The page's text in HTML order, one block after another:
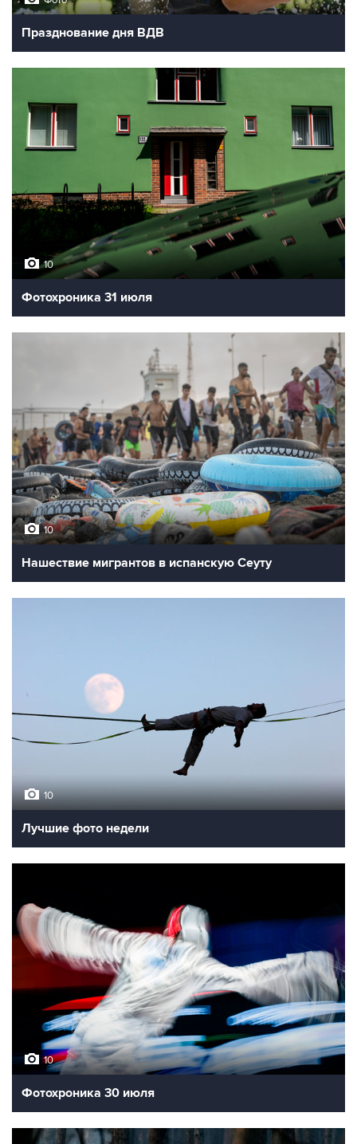
Празднование дня ВДВ
10
Фотохроника 31 июля
10
Нашествие мигрантов в испанскую Сеуту
10
Лучшие фото недели
10
Фотохроника 30 июля